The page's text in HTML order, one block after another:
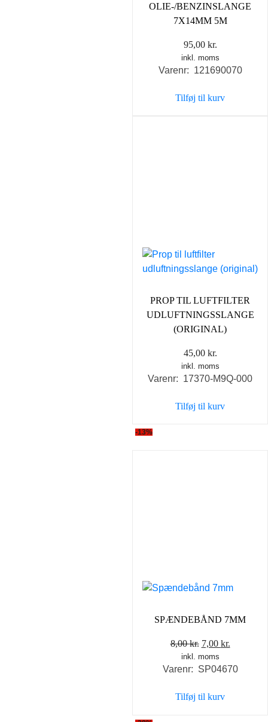
OLIE-/BENZINSLANGE
7X14MM 5M
95,00 kr.
inkl. moms
Varenr: 121690070
Tilføj til kurv
PROP TIL LUFTFILTER
UDLUFTNINGSSLANGE
(ORIGINAL)
45,00 kr.
inkl. moms
Varenr: 17370-M9Q-000
Tilføj til kurv
-13%
SPÆNDEBÅND 7MM
8,00kr. Den
oprindelige
pris
8,00 kr..
7,00 kr.
pris
inkl. moms
Varenr: SP04670
Tilføj til kurv